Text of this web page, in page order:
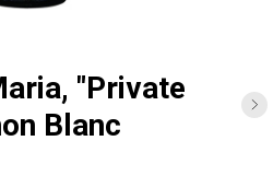
"Private
Blanc